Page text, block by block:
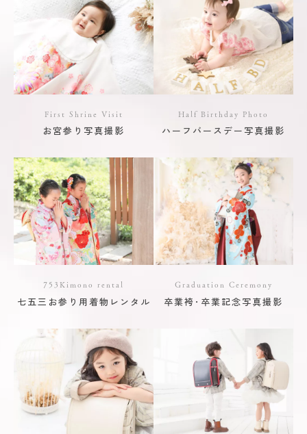
First Shrine Visit
お宮参り写真撮影
Half Birthday Photo
ハーフバースデー写真撮影
753Kimono rental
七五三お参り用着物レンタル
Graduation Ceremony
卒業袴･卒業記念写真撮影